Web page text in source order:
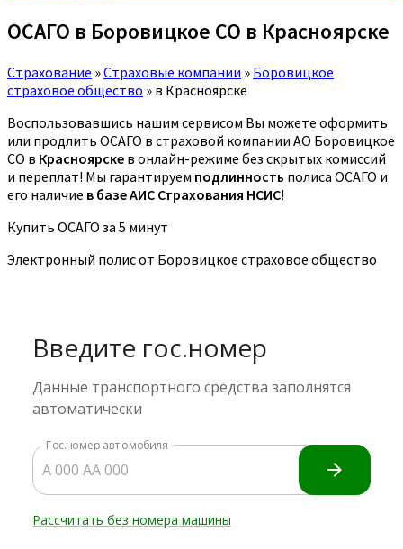
ОСАГО в Боровицкое СО в Красноярске
Страхование »Страховые компании » Боровицкое
страховое общество » в Красноярске
Воспользовавшись нашим сервисом Вы можете оформить
или продлить ОСАГО в страховой компании АО Боровицкое
СО в Красноярске в онлайн-режиме без скрытых комиссий
и переплат! Мы гарантируем подлинность полиса ОСАГО и
его наличие в базе АИС Страхования НСИС!
Купить ОСАГО за 5 минут
Электронный полис от Боровицкое страховое общество